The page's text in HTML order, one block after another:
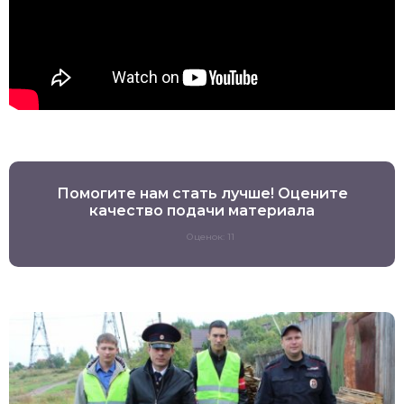
Помогите нам стать лучше! Оцените
качество подачи материала
Оценок: 11